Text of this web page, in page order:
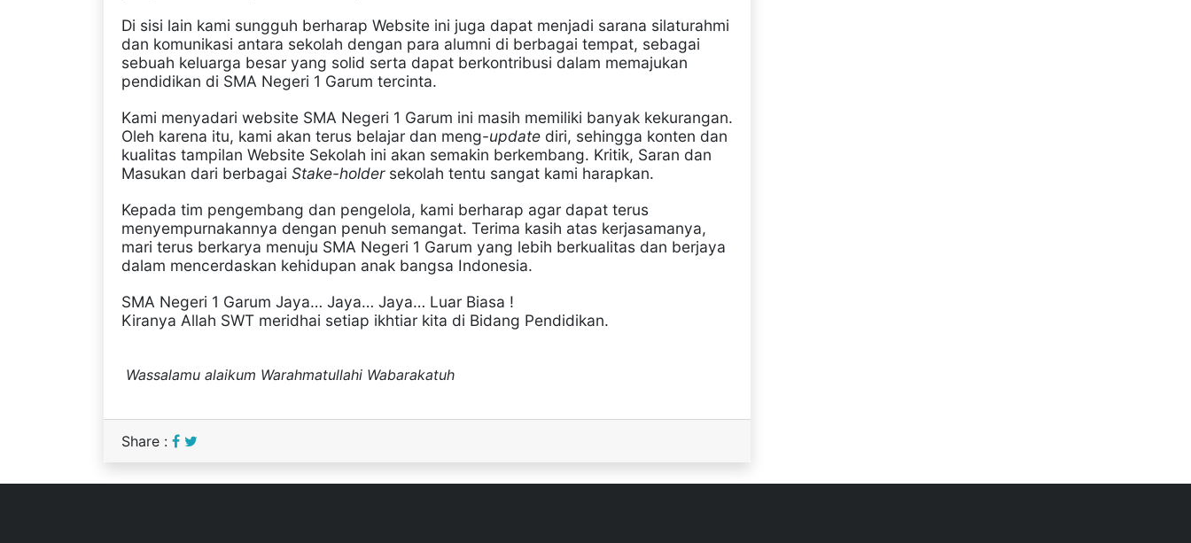
Di sisi lain kami sungguh berharap Website ini juga dapat menjadi sarana silaturahmi
dan komunikasi antara sekolah dengan para alumni di berbagai tempat, sebagai
sebuah keluarga besar yang solid serta dapat berkontribusi dalam memajukan
pendidikan di SMA Negeri 1 Garum tercinta.
Kami menyadari website SMA Negeri 1 Garum ini masih memiliki banyak kekurangan.
Oleh karena itu, kami akan terus belajar dan meng-update diri, sehingga konten dan
kualitas tampilan Website Sekolah ini akan semakin berkembang. Kritik, Saran dan
Masukan dari berbagai Stake-holdersekolah tentu sangat kami harapkan.
Kepada tim pengembang dan pengelola, kami berharap agar dapat terus
menyempurnakannya dengan penuh semangat. Terima kasih atas kerjasamanya,
mari terus berkarya menuju SMA Negeri 1 Garum yang lebih berkualitas dan berjaya
dalam mencerdaskan kehidupan anak bangsa Indonesia.
SMA Negeri 1 Garum Jaya… Jaya… Jaya… Luar Biasa !
Kiranya Allah SWT meridhai setiap ikhtiar kita di Bidang Pendidikan.
Wassalamu alaikum Warahmatullahi Wabarakatuh
Share :